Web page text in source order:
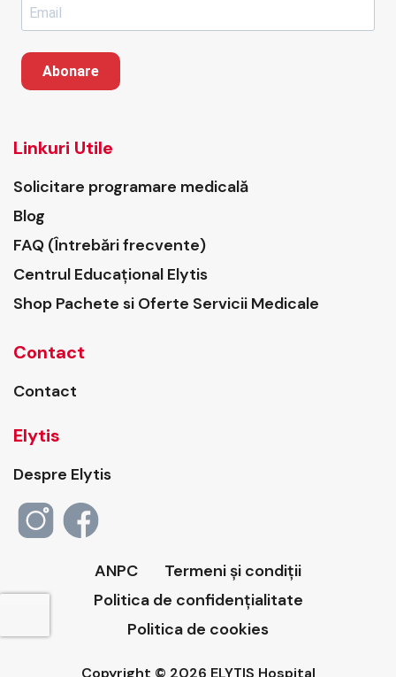
Abonare
Linkuri Utile
Solicitare programare medicală
Blog
FAQ (Întrebări frecvente)
Centrul Educațional Elytis
Shop Pachete si Oferte Servicii Medicale
Contact
Contact
Elytis
Despre Elytis
ANPC
Termeni și condiții
Politica de confidențialitate
Politica de cookies
Copyright © 2026 ELYTIS Hospital